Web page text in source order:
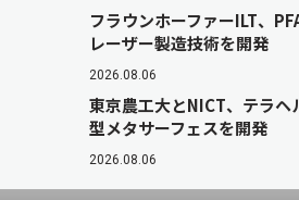
フラウンホーファーILT、
レーザー製造技術を開発
2026.08.06
東京農工大とNICT、テラ
型メタサーフェスを開発
2026.08.06